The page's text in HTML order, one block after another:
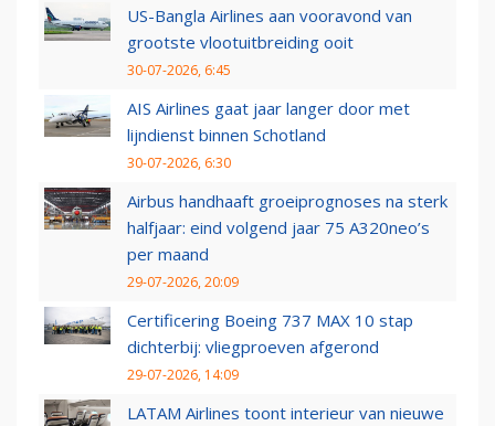
US-Bangla Airlines aan vooravond van
grootste vlootuitbreiding ooit
30-07-2026, 6:45
AIS Airlines gaat jaar langer door met
lijndienst binnen Schotland
30-07-2026, 6:30
Airbus handhaaft groeiprognoses na sterk
halfjaar: eind volgend jaar 75 A320neo’s
per maand
29-07-2026, 20:09
Certificering Boeing 737 MAX 10 stap
dichterbij: vliegproeven afgerond
29-07-2026, 14:09
LATAM Airlines toont interieur van nieuwe